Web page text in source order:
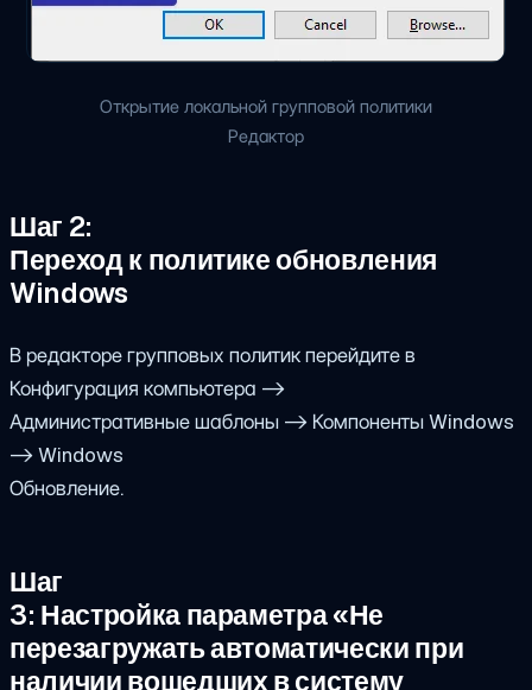
Открытие локальной групповой политики
Редактор
Шаг 2:
Переход к политике обновления
Windows
В редакторе групповых политик перейдите в
Конфигурация компьютера ->
Административные шаблоны -> Компоненты Windows
-> Windows
Обновление.
Шаг
3: Настройка параметра «Не
перезагружать автоматически при
наличии вошедших в систему